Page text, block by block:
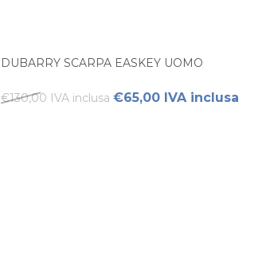
DUBARRY SCARPA EASKEY UOMO
€130,00 IVA inclusa €65,00 IVA inclusa